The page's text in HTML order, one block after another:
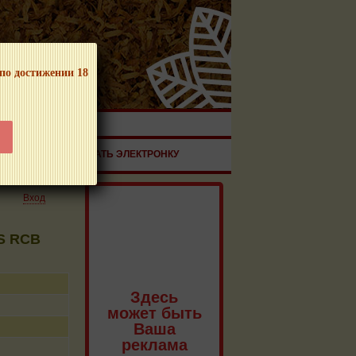
достижении 18
ПРОДУКЦИИ!
ЗАКАЗАТЬ ЭЛЕКТРОНКУ
Вход
RCB
Здесь
может быть
Ваша
реклама